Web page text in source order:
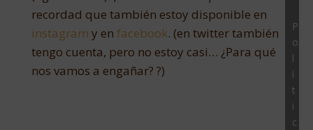
P
o
l
í
t
i
c
recordad que también estoy disponible en
instagram y en facebook. (en twitter también
tengo cuenta, pero no estoy casi… ¿Para qué
nos vamos a engañar? ?)